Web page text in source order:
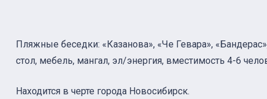
Пляжные беседки: «Казанова», «Че Гевара»,
стол, мебель, мангал, эл/энергия, вместимость 4-6
Находится в черте города Новосибирск.